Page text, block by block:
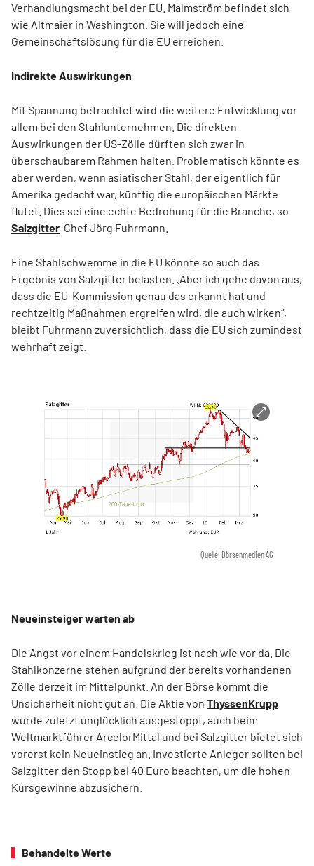
Verhandlungsmacht bei der EU. Malmström befindet sich
wie Altmaier in Washington. Sie will jedoch eine
Gemeinschaftslösung für die EU erreichen.
Indirekte Auswirkungen
Mit Spannung betrachtet wird die weitere Entwicklung vor
allem bei den Stahlunternehmen. Die direkten
Auswirkungen der US-Zölle dürften sich zwar in
überschaubarem Rahmen halten. Problematisch könnte es
aber werden, wenn asiatischer Stahl, der eigentlich für
Amerika gedacht war, künftig die europäischen Märkte
flutet. Dies sei eine echte Bedrohung für die Branche, so
Salzgitter-Chef Jörg Fuhrmann.
Eine Stahlschwemme in die EU könnte so auch das
Ergebnis von Salzgitter belasten. „Aber ich gehe davon aus,
dass die EU-Kommission genau das erkannt hat und
rechtzeitig Maßnahmen ergreifen wird, die auch wirken“,
bleibt Fuhrmann zuversichtlich, dass die EU sich zumindest
wehrhaft zeigt.
Quelle: Börsenmedien AG
Neueinsteiger warten ab
Die Angst vor einem Handelskrieg ist nach wie vor da. Die
Stahlkonzerne stehen aufgrund der bereits vorhandenen
Zölle derzeit im Mittelpunkt. An der Börse kommt die
Unsicherheit nicht gut an. Die Aktie von ThyssenKrupp
wurde zuletzt unglücklich ausgestoppt, auch beim
Weltmarktführer ArcelorMittal und bei Salzgitter bietet sich
vorerst kein Neueinstieg an. Investierte Anleger sollten bei
Salzgitter den Stopp bei 40 Euro beachten, um die hohen
Kursgewinne abzusichern.
Behandelte Werte